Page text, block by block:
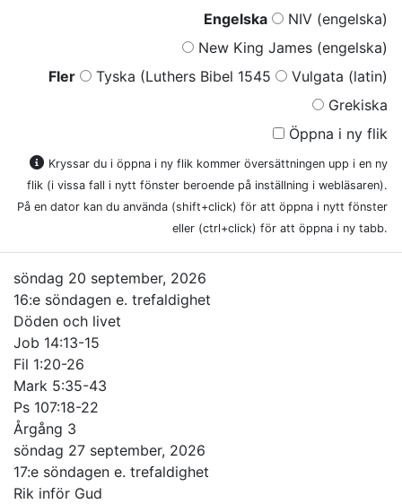
Engelska
NIV (engelska)
New King James (engelska)
Fler
Tyska (Luthers Bibel 1545
Vulgata (latin)
Grekiska
Öppna i ny flik
Kryssar du i öppna i ny flik kommer översättningen upp i en ny
flik (i vissa fall i nytt fönster beroende på inställning i webläsaren).
På en dator kan du använda (shift+click) för att öppna i nytt fönster
eller (ctrl+click) för att öppna i ny tabb.
söndag 20 september, 2026
16:e söndagen e. trefaldighet
Döden och livet
Job 14:13-15
Fil 1:20-26
Mark 5:35-43
Ps 107:18-22
Årgång 3
söndag 27 september, 2026
17:e söndagen e. trefaldighet
Rik inför Gud